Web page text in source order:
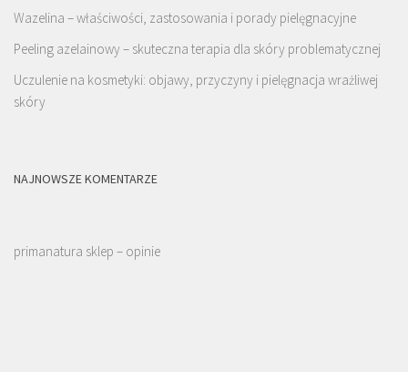
Wazelina – właściwości, zastosowania i porady pielęgnacyjne
Peeling azelainowy – skuteczna terapia dla skóry problematycznej
Uczulenie na kosmetyki: objawy, przyczyny i pielęgnacja wrażliwej
skóry
NAJNOWSZE KOMENTARZE
primanatura sklep – opinie